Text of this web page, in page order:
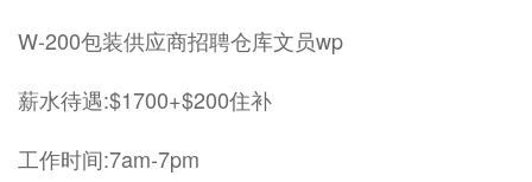
W-200包装供应商招聘仓库文员wp
薪水待遇:$1700+$200住补
工作时间:7am-7pm